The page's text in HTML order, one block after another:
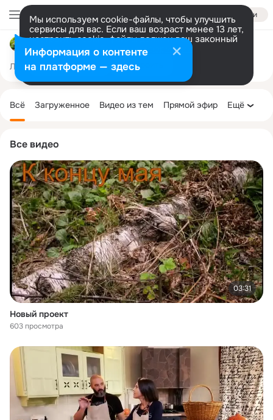
Войти
Мы используем cookie-файлы, чтобы улучшить
сервисы для вас. Если ваш возраст менее 13 лет,
настроить cookie-файлы должен ваш законный
представитель. Больше информации
Разрешить все Настроить
Лента Участники 25K Товары
Все видео
03:31
Новый проект
603 просмотра
колонка
Всё Загруженное Видео из тем Прямой эфир Ещё
Информация о контенте
на платформе — здесь